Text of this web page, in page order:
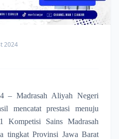
2024
– Madrasah Aliyah Negeri
mencatat prestasi menuju
Kompetisi Sains Madrasah
tingkat Provinsi Jawa Barat